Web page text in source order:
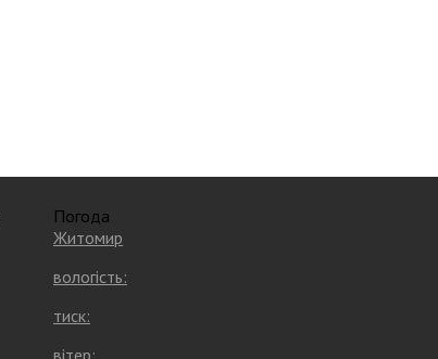
Погода
Житомир
вологість:
тиск:
вітер: